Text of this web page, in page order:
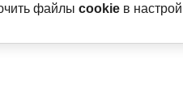
файлыcookie в